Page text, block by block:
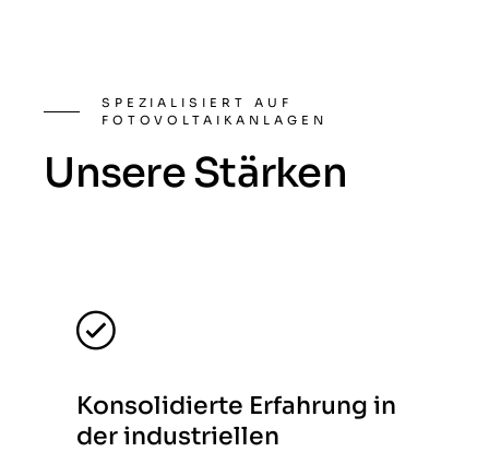
SPEZIALISIERT AUF
FOTOVOLTAIKANLAGEN
Unsere Stärken
Konsolidierte Erfahrung in
der industriellen
Konsolidierte Erfahrung in
der industriellen